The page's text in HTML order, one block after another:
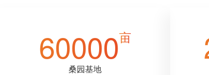
60000亩
桑园基地